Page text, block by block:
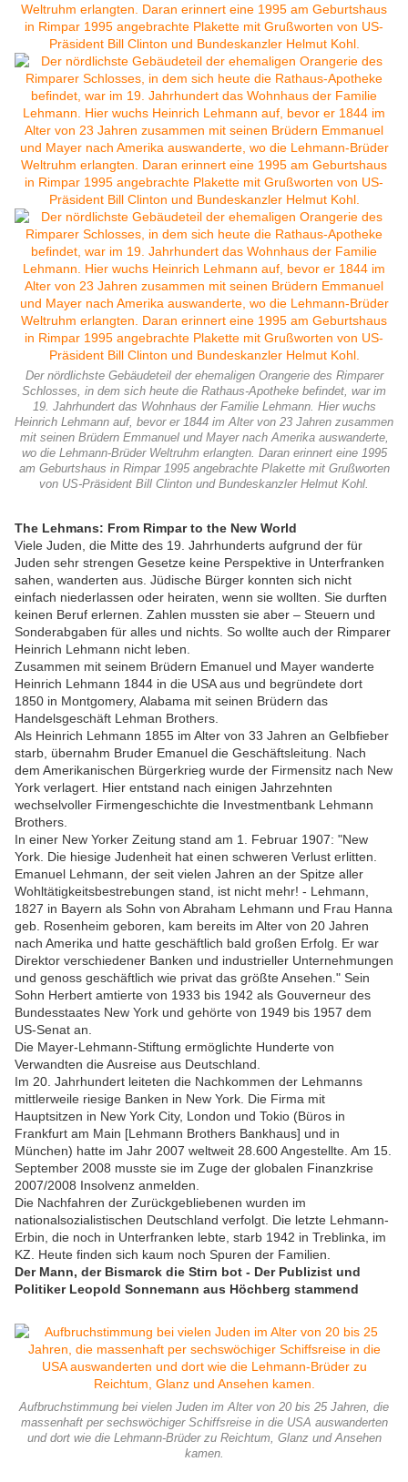
Der nördlichste Gebäudeteil der ehemaligen Orangerie des Rimparer
Schlosses, in dem sich heute die Rathaus-Apotheke befindet, war im
19. Jahrhundert das Wohnhaus der Familie Lehmann. Hier wuchs
Heinrich Lehmann auf, bevor er 1844 im Alter von 23 Jahren zusammen
mit seinen Brüdern Emmanuel und Mayer nach Amerika auswanderte,
wo die Lehmann-Brüder Weltruhm erlangten. Daran erinnert eine 1995
am Geburtshaus in Rimpar 1995 angebrachte Plakette mit Grußworten
von US-Präsident Bill Clinton und Bundeskanzler Helmut Kohl.
The Lehmans: From Rimpar to the New World
Viele Juden, die Mitte des 19. Jahrhunderts aufgrund der für
Juden sehr strengen Gesetze keine Perspektive in Unterfranken
sahen, wanderten aus. Jüdische Bürger konnten sich nicht
einfach niederlassen oder heiraten, wenn sie wollten. Sie durften
keinen Beruf erlernen. Zahlen mussten sie aber – Steuern und
Sonderabgaben für alles und nichts. So wollte auch der Rimparer
Heinrich Lehmann nicht leben.
Zusammen mit seinem Brüdern Emanuel und Mayer wanderte
Heinrich Lehmann 1844 in die USA aus und begründete dort
1850 in Montgomery, Alabama mit seinen Brüdern das
Handelsgeschäft Lehman Brothers.
Als Heinrich Lehmann 1855 im Alter von 33 Jahren an Gelbfieber
starb, übernahm Bruder Emanuel die Geschäftsleitung. Nach
dem Amerikanischen Bürgerkrieg wurde der Firmensitz nach New
York verlagert. Hier entstand nach einigen Jahrzehnten
wechselvoller Firmengeschichte die Investmentbank Lehmann
Brothers.
In einer New Yorker Zeitung stand am 1. Februar 1907: "New
York. Die hiesige Judenheit hat einen schweren Verlust erlitten.
Emanuel Lehmann, der seit vielen Jahren an der Spitze aller
Wohltätigkeitsbestrebungen stand, ist nicht mehr! - Lehmann,
1827 in Bayern als Sohn von Abraham Lehmann und Frau Hanna
geb. Rosenheim geboren, kam bereits im Alter von 20 Jahren
nach Amerika und hatte geschäftlich bald großen Erfolg. Er war
Direktor verschiedener Banken und industrieller Unternehmungen
und genoss geschäftlich wie privat das größte Ansehen." Sein
Sohn Herbert amtierte von 1933 bis 1942 als Gouverneur des
Bundesstaates New York und gehörte von 1949 bis 1957 dem
US-Senat an.
Die Mayer-Lehmann-Stiftung ermöglichte Hunderte von
Verwandten die Ausreise aus Deutschland.
Im 20. Jahrhundert leiteten die Nachkommen der Lehmanns
mittlerweile riesige Banken in New York. Die Firma mit
Hauptsitzen in New York City, London und Tokio (Büros in
Frankfurt am Main [Lehmann Brothers Bankhaus] und in
München) hatte im Jahr 2007 weltweit 28.600 Angestellte. Am 15.
September 2008 musste sie im Zuge der globalen Finanzkrise
2007/2008 Insolvenz anmelden.
Die Nachfahren der Zurückgebliebenen wurden im
nationalsozialistischen Deutschland verfolgt. Die letzte Lehmann-
Erbin, die noch in Unterfranken lebte, starb 1942 in Treblinka, im
KZ. Heute finden sich kaum noch Spuren der Familien.
Der Mann, der Bismarck die Stirn bot - Der Publizist und
Politiker Leopold Sonnemann aus Höchberg stammend
Aufbruchstimmung bei vielen Juden im Alter von 20 bis 25 Jahren, die
massenhaft per sechswöchiger Schiffsreise in die USA auswanderten
und dort wie die Lehmann-Brüder zu Reichtum, Glanz und Ansehen
kamen.